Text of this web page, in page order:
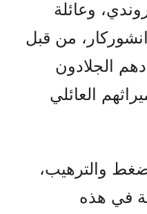
وعائلة
من قبل
الجلادون
العائلي
والترهيب،
في هذه